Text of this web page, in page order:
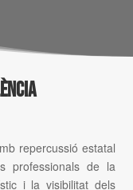
repercussió estatal
professionals de la
i la visibilitat dels